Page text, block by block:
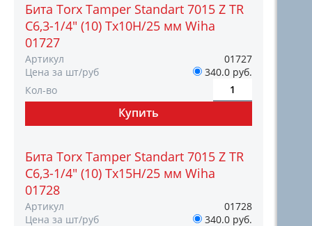
Бита Torx Tamper Standart 7015 Z TR
C6,3-1/4" (10) Tх10H/25 мм Wiha
01727
Артикул
01727
Цена за шт/руб
340.0 руб.
Кол-во
Бита Torx Tamper Standart 7015 Z TR
C6,3-1/4" (10) Tх15H/25 мм Wiha
01728
Артикул
01728
Цена за шт/руб
340.0 руб.